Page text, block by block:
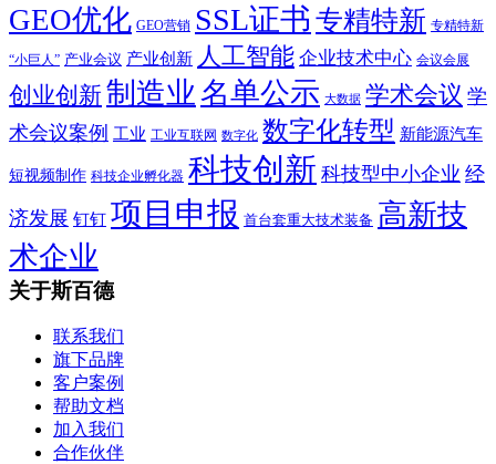
GEO优化 GEO营销 SSL证书 专精特新 专精特新
“小巨人” 产业会议 产业创新 人工智能 企业技术中心 会议会展
创业创新制造业 名单公示 大数据 学术会议 学
术会议案例 工业 工业互联网 数字化 数字化转型 新能源汽车
短视频制作 科技企业孵化器 科技创新 科技型中小企业 经
济发展 钉钉 项目申报 首台套重大技术装备 高新技
术企业
关于斯百德
联系我们
旗下品牌
客户案例
帮助文档
加入我们
合作伙伴